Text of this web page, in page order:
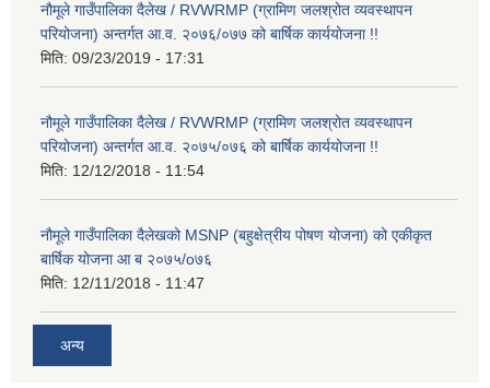
नौमूले गाउँपालिका दैलेख / RVWRMP (ग्रामिण जलश्रोत व्यवस्थापन
परियोजना) अन्तर्गत आ.व. २०७६/०७७ को बार्षिक कार्ययोजना !!
मिति: 09/23/2019 - 17:31
नौमूले गाउँपालिका दैलेख / RVWRMP (ग्रामिण जलश्रोत व्यवस्थापन
परियोजना) अन्तर्गत आ.व. २०७५/०७६ को बार्षिक कार्ययोजना !!
मिति: 12/12/2018 - 11:54
नौमूले गाउँपालिका दैलेखको MSNP (बहुक्षेत्रीय पोषण योजना) को एकीकृत
बार्षिक योजना आ ब २०७५/o७६
मिति: 12/11/2018 - 11:47
अन्य